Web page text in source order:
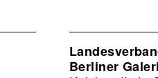
Berliner